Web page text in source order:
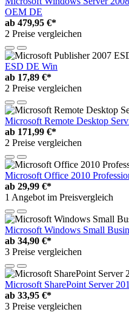
OEM DE
ab 479,95 €*
2 Preise vergleichen
ESD DE Win
ab 17,89 €*
2 Preise vergleichen
Microsoft Remote Desktop
ab 171,99 €*
2 Preise vergleichen
Microsoft Office 2010
ab 29,99 €*
1 Angebot im Preisvergleich
Microsoft Windows Small
ab 34,90 €*
3 Preise vergleichen
Microsoft SharePoint Server
ab 33,95 €*
3 Preise vergleichen